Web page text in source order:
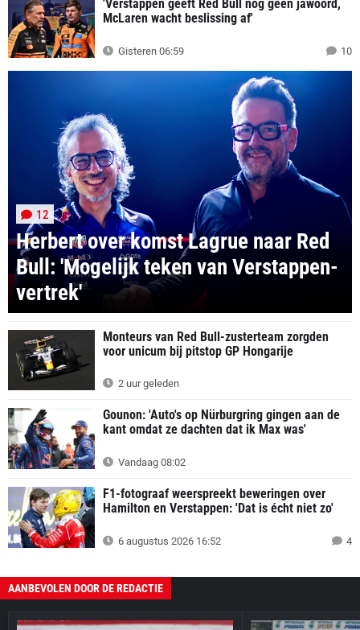
'Verstappen geeft Red Bull nog geen jawoord,
McLaren wacht beslissing af'
Gisteren 06:59 10
Herbert over komst Lagrue naar Red
Bull: 'Mogelijk teken van Verstappen-
vertrek'
12
Monteurs van Red Bull-zusterteam zorgden
voor unicum bij pitstop GP Hongarije
2 uur geleden
Gounon: 'Auto's op Nürburgring gingen aan de
kant omdat ze dachten dat ik Max was'
Vandaag 08:02
F1-fotograaf weerspreekt beweringen over
Hamilton en Verstappen: 'Dat is écht niet zo'
6 augustus 2026 16:52 4
AANBEVOLEN DOOR DE REDACTIE